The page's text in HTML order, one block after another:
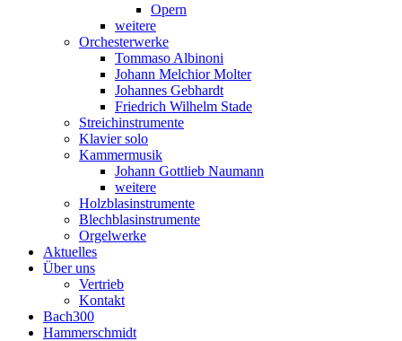
Opern
weitere
Orchesterwerke
Tommaso Albinoni
Johann Melchior Molter
Johannes Gebhardt
Friedrich Wilhelm Stade
Streichinstrumente
Klavier solo
Kammermusik
Johann Gottlieb Naumann
weitere
Holzblasinstrumente
Blechblasinstrumente
Orgelwerke
Aktuelles
Über uns
Vertrieb
Kontakt
Bach300
Hammerschmidt